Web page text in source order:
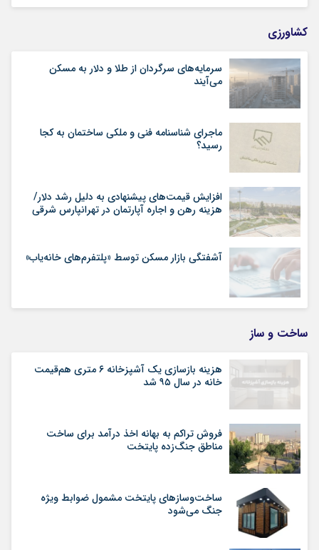
کشاورزی
سرمایه‌های سرگردان از طلا و دلار به مسکن
می‌آیند
ماجرای شناسنامه‌ فنی و ملکی ساختمان به کجا
رسید؟
افزایش قیمت‌های پیشنهادی به دلیل رشد دلار/
هزینه رهن و اجاره آپارتمان در تهرانپارس شرقی
آشفتگی بازار مسکن توسط «پلتفرم‌های خانه‌یاب»
ساخت و ساز
هزینه بازسازی یک آشپزخانه ۶ متری هم‌قیمت
خانه در سال ۹۵ شد
فروش تراکم به بهانه اخذ درآمد برای ساخت
مناطق جنگ‌زده پایتخت
ساخت‌وسازهای پایتخت مشمول ضوابط ویژه
جنگ می‌شود